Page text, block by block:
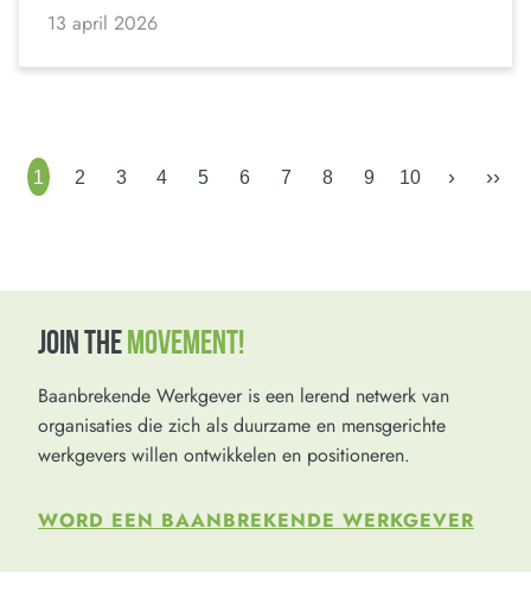
13 april 2026
1 2 3 4 5 6 7 8 9 10 › ››
JOIN THEMOVEMENT!
Baanbrekende Werkgever is een lerend netwerk van
organisaties die zich als duurzame en mensgerichte
werkgevers willen ontwikkelen en positioneren.
WORD EEN BAANBREKENDE WERKGEVER